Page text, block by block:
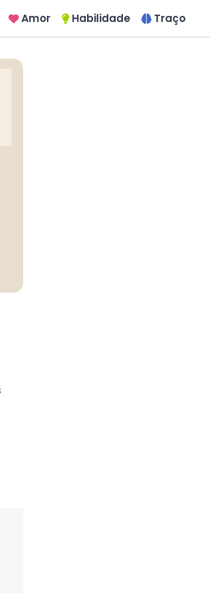
Amor Habilidade Traço